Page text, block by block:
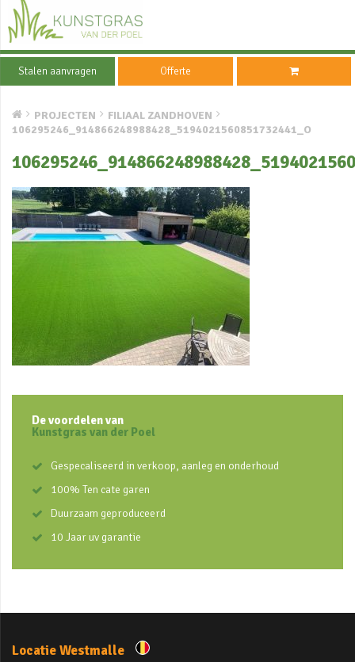
Stalen aanvragen Offerte
PROJECTEN
FILIAAL ZANDHOVEN
106295246_914866248988428_5194021560851732441_O
De voordelen van
Kunstgras van der Poel
Gespecaliseerd in verkoop, aanleg en onderhoud
100% Ten cate garen
Duurzaam geproduceerd
10 Jaar uv garantie
Locatie Westmalle